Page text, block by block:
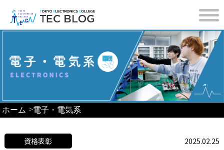
ホーム >電子・電気系
資格表彰 2025.02.25